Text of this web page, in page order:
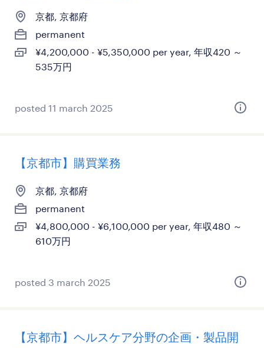
京都, 京都府
permanent
¥4,200,000 - ¥5,350,000 per year, 年収420 ～
535万円
posted 11 march 2025
【京都市】購買業務
京都, 京都府
permanent
¥4,800,000 - ¥6,100,000 per year, 年収480 ～
610万円
posted 3 march 2025
【京都市】ヘルスケア分野の企画・製品開